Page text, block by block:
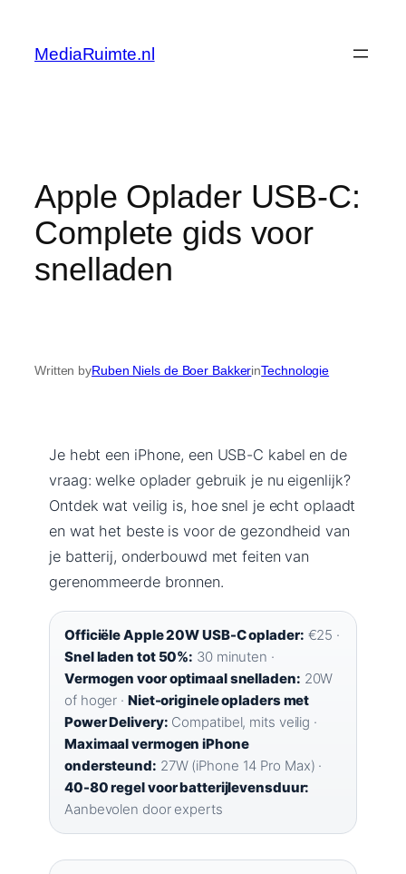
content
MediaRuimte.nl
Apple Oplader USB-C:
Complete gids voor
snelladen
Written byRuben Niels de Boer BakkerinTechnologie
Je hebt een iPhone, een USB-C kabel en de
vraag: welke oplader gebruik je nu eigenlijk?
Ontdek wat veilig is, hoe snel je echt oplaadt
en wat het beste is voor de gezondheid van
je batterij, onderbouwd met feiten van
gerenommeerde bronnen.
Officiële Apple 20W USB-C oplader: €25 ·
Snel laden tot 50%: 30 minuten ·
Vermogen voor optimaal snelladen: 20W
of hoger · Niet-originele opladers met
Power Delivery: Compatibel, mits veilig ·
Maximaal vermogen iPhone
ondersteund: 27W (iPhone 14 Pro Max) ·
40-80 regel voor batterijlevensduur:
Aanbevolen door experts